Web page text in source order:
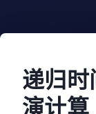
递归时
演计算